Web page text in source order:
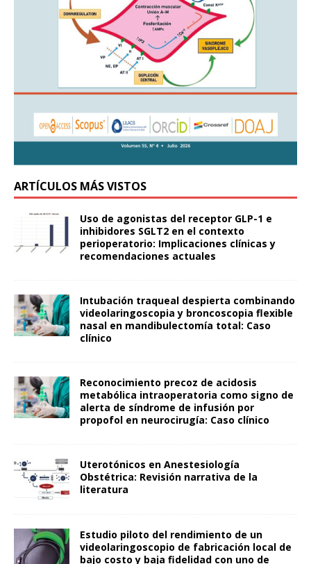
ARTÍCULOS MÁS VISTOS
Uso de agonistas del receptor GLP-1 e
inhibidores SGLT2 en el contexto
perioperatorio: Implicaciones clínicas y
recomendaciones actuales
Intubación traqueal despierta combinando
videolaringoscopia y broncoscopia flexible
nasal en mandibulectomía total: Caso
clínico
Reconocimiento precoz de acidosis
metabólica intraoperatoria como signo de
alerta de síndrome de infusión por
propofol en neurocirugía: Caso clínico
Uterotónicos en Anestesiología
Obstétrica: Revisión narrativa de la
literatura
Estudio piloto del rendimiento de un
videolaringoscopio de fabricación local de
bajo costo y baja fidelidad con uno de